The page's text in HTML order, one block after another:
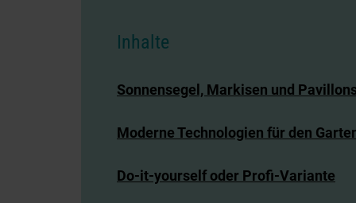
Inhalte
Sonnensegel, Markisen und
Moderne Technologien für den
Do-it-yourself oder Profi-Variante